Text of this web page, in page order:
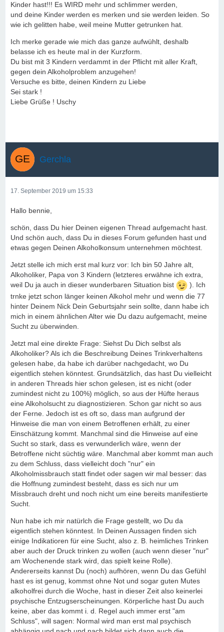
Kinder hast!!! Es WIRD mehr und schlimmer werden,
und deine Kinder werden es merken und sie werden leiden. So
wie ich gelitten habe, weil meine Mutter getrunken hat.
Ich merke gerade wie mich das ganze aufwühlt, deshalb
belasse ich es heute mal in der Kurzform.
Du bist mit 3 Kindern verdammt in der Pflicht mit aller Kraft,
gegen dein Alkoholproblem anzugehen!
Versuche es bitte, deinen Kindern zu Liebe
Sei stark !
Liebe Grüße ! Uschy
Gerchla
17. September 2019 um 15:33
Hallo bennie,
schön, dass Du hier Deinen eigenen Thread aufgemacht hast.
Und schön auch, dass Du in dieses Forum gefunden hast und
etwas gegen Deinen Alkoholkonsum unternehmen möchtest.
Jetzt stelle ich mich erst mal kurz vor: Ich bin 50 Jahre alt,
Alkoholiker, Papa von 3 Kindern (letzteres erwähne ich extra,
weil Du ja auch in dieser wunderbaren Situation bist
). Ich
trnke jetzt schon länger keinen Alkohol mehr und wenn die 77
hinter Deinem Nick Dein Geburtsjahr sein sollte, dann habe ich
mich in einem ähnlichen Alter wie Du dazu aufgemacht, meine
Sucht zu überwinden.
Jetzt mal eine direkte Frage: Siehst Du Dich selbst als
Alkoholiker? Als ich die Beschreibung Deines Trinkverhaltens
gelesen habe, da habe ich darüber nachgedacht, wo Du
eigentlich stehen könntest. Grundsätzlich, das hast Du vielleicht
in anderen Threads hier schon gelesen, ist es nicht (oder
zumindest nicht zu 100%) möglich, so aus der Hüfte heraus
eine Alkoholsucht zu diagnostizieren. Schon gar nicht so aus
der Ferne. Jedoch ist es oft so, dass man aufgrund der
Hinweise die man von einem Betroffenen erhält, zu einer
Einschätzung kommt. Manchmal sind die Hinweise auf eine
Sucht so stark, dass es verwunderlich wäre, wenn der
Betroffene nicht süchtig wäre. Manchmal aber kommt man auch
zu dem Schluss, dass vielleicht doch "nur" ein
Alkoholmissbrauch statt findet oder sagen wir mal besser: das
die Hoffnung zumindest besteht, dass es sich nur um
Missbrauch dreht und noch nicht um eine bereits manifestierte
Sucht.
Nun habe ich mir natürlch die Frage gestellt, wo Du da
eigentlich stehen könntest. In Deinen Aussagen finden sich
einige Indikatioren für eine Sucht, also z. B. heimliches Trinken
aber auch der Druck trinken zu wollen (auch wenn dieser "nur"
am Wochenende stark wird, das spielt keine Rolle).
Andererseits kannst Du (noch) aufhören, wenn Du das Gefühl
hast es ist genug, kommst ohne Not und sogar guten Mutes
alkoholfrei durch die Woche, hast in dieser Zeit also keinerlei
psychische Entzugserscheinungen. Körperliche hast Du auch
keine, aber das kommt i. d. Regel auch immer erst "am
Schluss", will sagen: Normal wird man erst mal psychisch